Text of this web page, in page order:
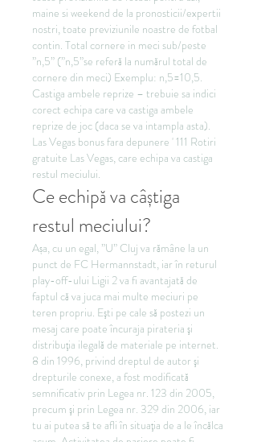
maine si weekend de la pronosticii/expertii
nostri, toate previziunile noastre de fotbal
contin. Total cornere in meci sub/peste
”n,5” (”n,5”se referă la numărul total de
cornere din meci) Exemplu: n,5=10,5.
Castiga ambele reprize – trebuie sa indici
corect echipa care va castiga ambele
reprize de joc (daca se va intampla asta).
Las Vegas bonus fara depunere ' 111 Rotiri
gratuite Las Vegas, care echipa va castiga
restul meciului.
Ce echipă va câștiga
restul meciului?
Așa, cu un egal, ”U” Cluj va rămâne la un
punct de FC Hermannstadt, iar în returul
play-off-ului Ligii 2 va fi avantajată de
faptul că va juca mai multe meciuri pe
teren propriu. Eşti pe cale să postezi un
mesaj care poate încuraja pirateria şi
distribuţia ilegală de materiale pe internet.
8 din 1996, privind dreptul de autor şi
drepturile conexe, a fost modificată
semnificativ prin Legea nr. 123 din 2005,
precum şi prin Legea nr. 329 din 2006, iar
tu ai putea să te afli în situaţia de a le încălca